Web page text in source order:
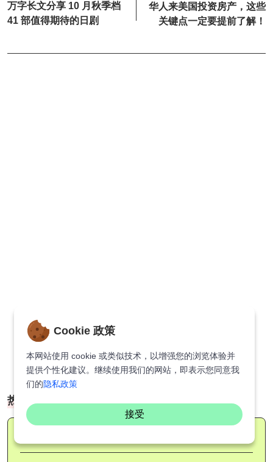
万字长文分享 10 月秋季档
41 部值得期待的日剧
华人来美国投资房产，这些
关键点一定要提前了解！
热门分类
Cookie 政策
本网站使用 cookie 或类似技术，以增强您的浏览体验并
提供个性化建议。继续使用我们的网站，即表示您同意我
们的隐私政策
接受